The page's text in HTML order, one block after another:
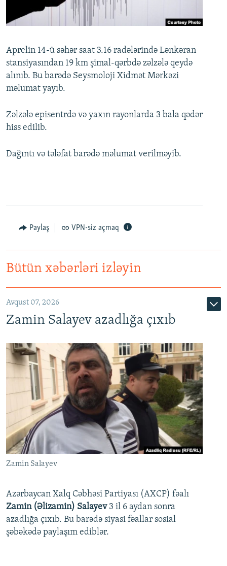
İNFOQRAFIKA
KARIKATURA
AZƏRBAYCAN ƏDƏBIYYATI KITABXANASI
İSLAM VƏ DEMOKRATIYA
İZ - MƏDƏNIYYƏT PROQRAMI
MISSIYAMIZ
PEŞƏ ETIKASI VƏ JURNALISTIKA STANDARTLARIMIZ
MATERIALLARIMIZDAN ISTIFADƏ
AZADLIQRADIOSU MOBIL TELEFONUNUZDA
BIZIMLƏ ƏLAQƏ
BIZI IZLƏ
RFE/RL-in bütün saytları
Aprelin 14-ü səhər saat 3.16 radələrində Lənkəran
stansiyasından 19 km şimal-qərbdə zəlzələ qeydə
alınıb. Bu barədə Seysmoloji Xidmət Mərkəzi
məlumat yayıb.
Zəlzələ episentrdə və yaxın rayonlarda 3 bala qədər
hiss edilib.
Dağıntı və tələfat barədə məlumat verilməyib.
Paylaş VPN-siz açmaq
Bütün xəbərləri izləyin
Avqust 07, 2026
Zamin Salayev azadlığa çıxıb
Zamin Salayev
Azərbaycan Xalq Cəbhəsi Partiyası (AXCP) fəalı
Zamin (Əlizamin) Salayev 3 il 6 aydan sonra
azadlığa çıxıb. Bu barədə siyasi fəallar sosial
şəbəkədə paylaşım ediblər.